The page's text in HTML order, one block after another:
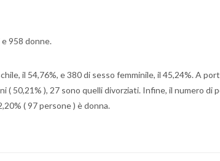
958 donne.
il 54,76%, e 380 di sesso femminile, il 45,24%. A
( 50,21% ), 27 sono quelli divorziati. Infine, il numero di
( 97 persone ) è donna.